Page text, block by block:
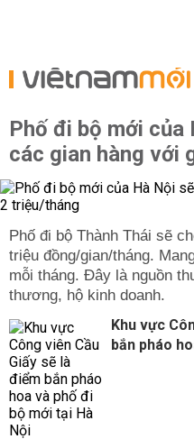
Phố đi bộ mới của
các gian hàng với
Phố đi bộ Thành Thái sẽ
triệu đồng/gian/tháng.
mỗi tháng. Đây là nguồn
thương, hộ kinh doanh.
Khu vực
bắn pháo